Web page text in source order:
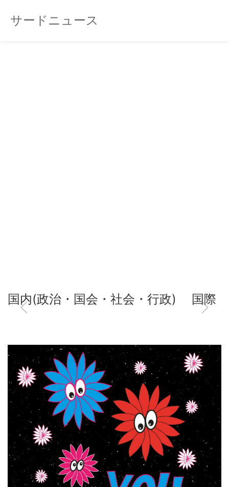
サードニュース
国内(政治・国会・社会・行政) 国際